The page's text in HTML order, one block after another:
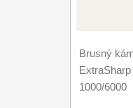
Brusný
1000/6000